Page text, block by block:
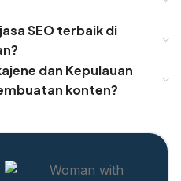
SEO terbaik di
dan Kepulauan
konten?